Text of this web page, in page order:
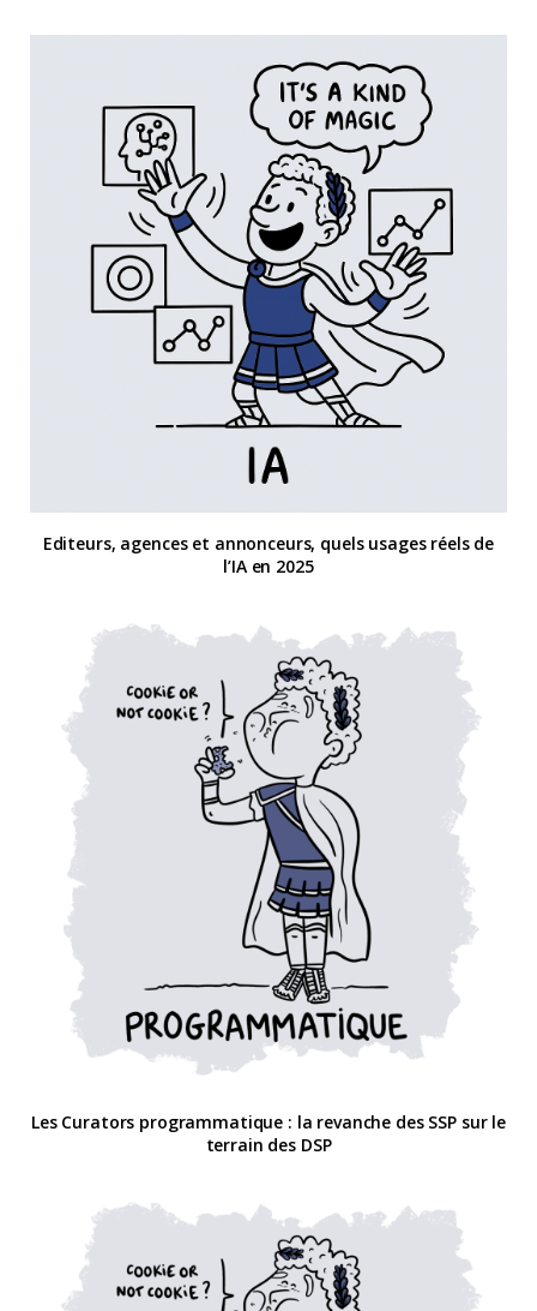
Editeurs, agences et annonceurs, quels usages réels de
l’IA en 2025
Les Curators programmatique : la revanche des SSP sur le
terrain des DSP